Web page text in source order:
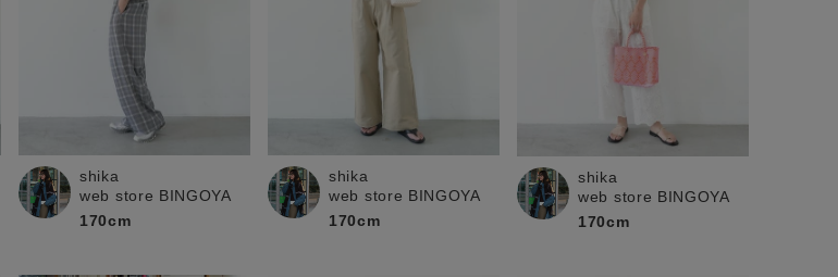
shika
web store BINGOYA
170cm
shika
web store BINGOYA
170cm
shika
web store BINGOYA
170cm